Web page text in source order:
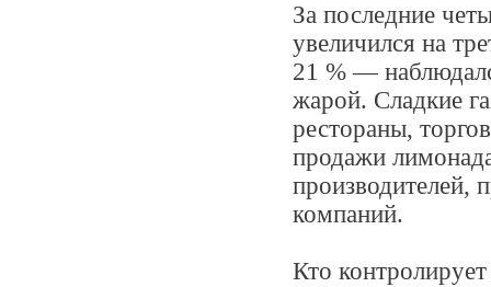
За последние
увеличился на
21 % —
жарой. Сладкие
рестораны,
продажи
производителей,
компаний.
Кто